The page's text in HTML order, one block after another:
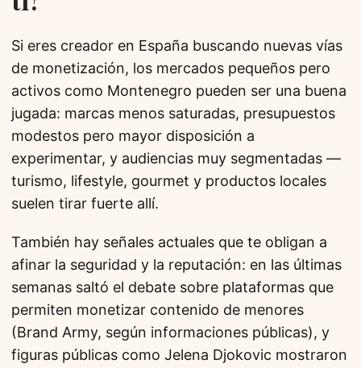
Si eres creador en España buscando nuevas vías
de monetización, los mercados pequeños pero
activos como Montenegro pueden ser una buena
jugada: marcas menos saturadas, presupuestos
modestos pero mayor disposición a
experimentar, y audiencias muy segmentadas —
turismo, lifestyle, gourmet y productos locales
suelen tirar fuerte allí.
También hay señales actuales que te obligan a
afinar la seguridad y la reputación: en las últimas
semanas saltó el debate sobre plataformas que
permiten monetizar contenido de menores
(Brand Army, según informaciones públicas), y
figuras públicas como Jelena Djokovic mostraron